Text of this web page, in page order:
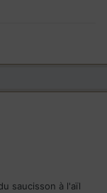
saucisson à l'aïl